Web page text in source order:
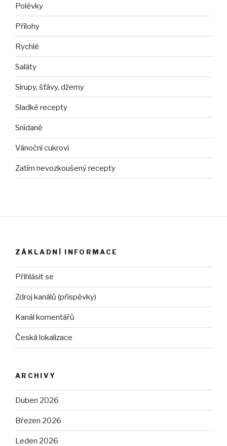
Polévky
Přílohy
Rychlé
Saláty
Sirupy, šťávy, džemy
Sladké recepty
Snídaně
Vánoční cukroví
Zatím nevozkoušený recepty
ZÁKLADNÍ INFORMACE
Přihlásit se
Zdroj kanálů (příspěvky)
Kanál komentářů
Česká lokalizace
ARCHIVY
Duben 2026
Březen 2026
Leden 2026